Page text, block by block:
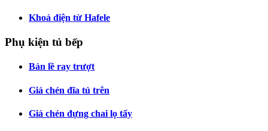
Khoá điện từ Hafele
Phụ kiện tủ bếp
Bản lề ray trượt
Giá chén đĩa tủ trên
Giá chén đựng chai lọ tẩy